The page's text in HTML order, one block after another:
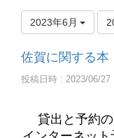
2023年6月
佐賀に関する本
投稿日時 : 2023/06/27
貸出と予約